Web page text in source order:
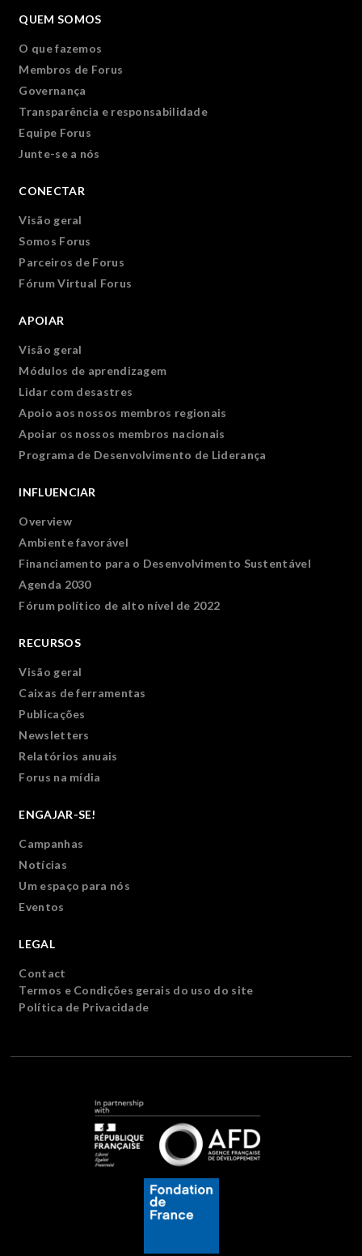
QUEM SOMOS
O que fazemos
Membros de Forus
Governança
Transparência e responsabilidade
Equipe Forus
Junte-se a nós
CONECTAR
Visão geral
Somos Forus
Parceiros de Forus
Fórum Virtual Forus
APOIAR
Visão geral
Módulos de aprendizagem
Lidar com desastres
Apoio aos nossos membros regionais
Apoiar os nossos membros nacionais
Programa de Desenvolvimento de Liderança
INFLUENCIAR
Overview
Ambiente favorável
Financiamento para o Desenvolvimento Sustentável
Agenda 2030
Fórum político de alto nível de 2022
RECURSOS
Visão geral
Caixas de ferramentas
Publicações
Newsletters
Relatórios anuais
Forus na mídia
ENGAJAR-SE!
Campanhas
Notícias
Um espaço para nós
Eventos
LEGAL
Contact
Termos e Condições gerais do uso do site
Política de Privacidade